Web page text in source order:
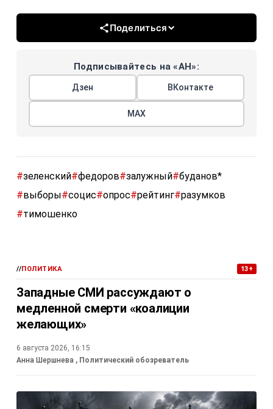
Поделиться
Подписывайтесь на «АН»:
Дзен ВКонтакте
МАХ
#зеленский#федоров#залужный#буданов*
#выборы#социс#опрос#рейтинг#разумков
#тимошенко
//ПОЛИТИКА 13+
Западные СМИ рассуждают о
медленной смерти «коалиции
желающих»
6 августа 2026, 16:15
Анна Шершнева , Политический обозреватель